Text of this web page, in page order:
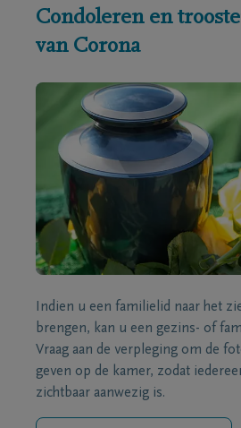
Condoleren en
van Corona
Indien u een familielid naar het
brengen, kan u een gezins- of
Vraag aan de verpleging om de
geven op de kamer, zodat
zichtbaar aanwezig is.